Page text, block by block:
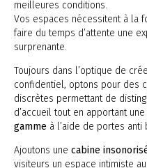
meilleures conditions.
Vos espaces nécessitent à la
faire du temps d’attente une
surprenante.
Toujours dans l’optique de
confidentiel, optons pour des
discrètes permettant de
d’accueil tout en apportant une
gamme à l’aide de portes anti
Ajoutons une cabine
visiteurs un espace intimiste